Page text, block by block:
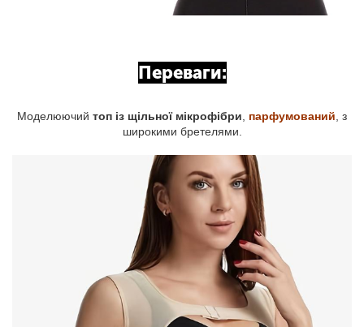
Переваги:
Моделюючий топ із щільної мікрофібри парфумований , з
широкими бретелями.